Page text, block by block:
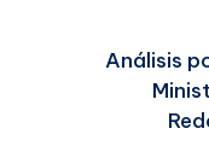
Análisis